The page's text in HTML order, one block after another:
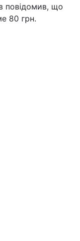
повідомив, що
80 грн.